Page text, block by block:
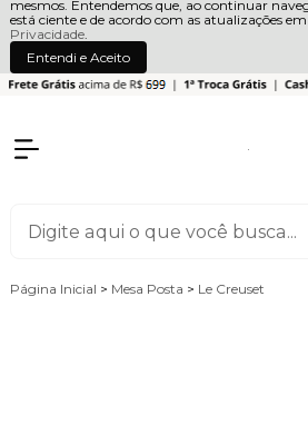
mesmos. Entendemos que, ao continuar
está ciente e de acordo com as atualizações em
Privacidade.
Entendi e Aceito
Página Inicial > Mesa Posta > Le Creuset